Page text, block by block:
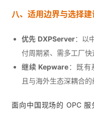
八、适用边界与选择建
优先 DXPServer：以
付周期紧、需多工厂快
继续 Kepware：既有
且与海外生态深耦合的
面向中国现场的 OPC